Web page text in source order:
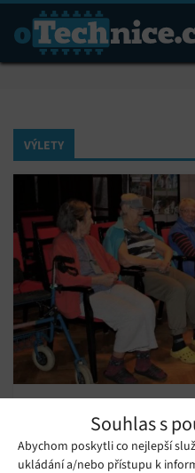
Souhlas s
Abychom poskytli co nejlepší
ukládání a/nebo přístupu k
VÝLETY
na virtuální
Středa 13. 05. 2020 Redakce
Senioři patří mezi